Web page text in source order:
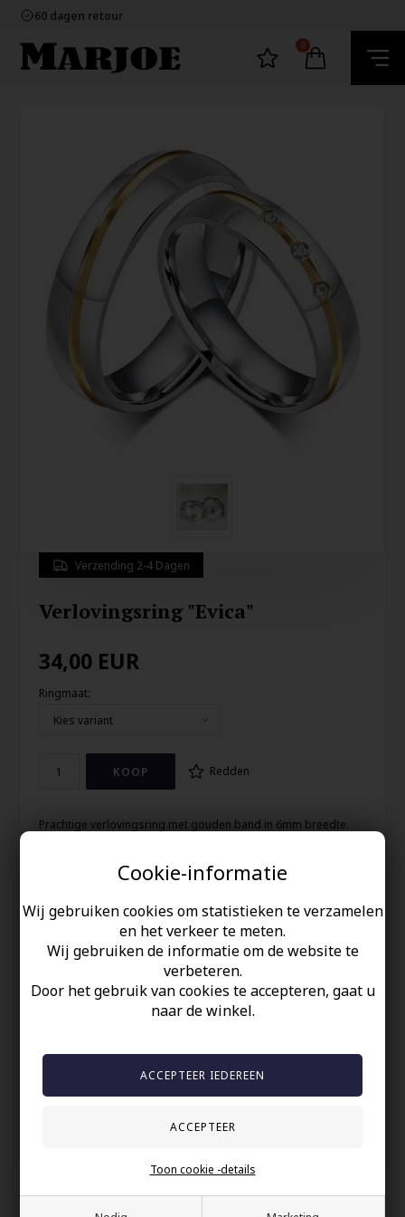
Cookie-informatie
Wij gebruiken cookies om statistieken te verzamelen
en het verkeer te meten.
Wij gebruiken de informatie om de website te
verbeteren.
Door het gebruik van cookies te accepteren, gaat u
naar de winkel.
Toon cookie -details
60 dagen retour
Ecommerce Europe
100% nikkelvrij sieraden
60 dagen retour
0
Verzending 2-4 Dagen
Verlovingsring "Evica"
34,00 EUR
Ringmaat:
Redden
Prachtige verlovingsring met gouden band in 6mm breedte.
Roestvrij staal.
-------------
VIND HIER UW RINGMAAT.